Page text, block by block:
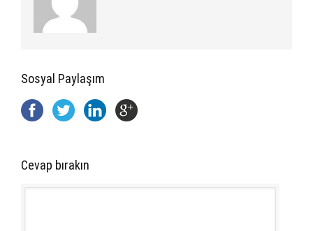
Sosyal Paylaşım
Cevap bırakın